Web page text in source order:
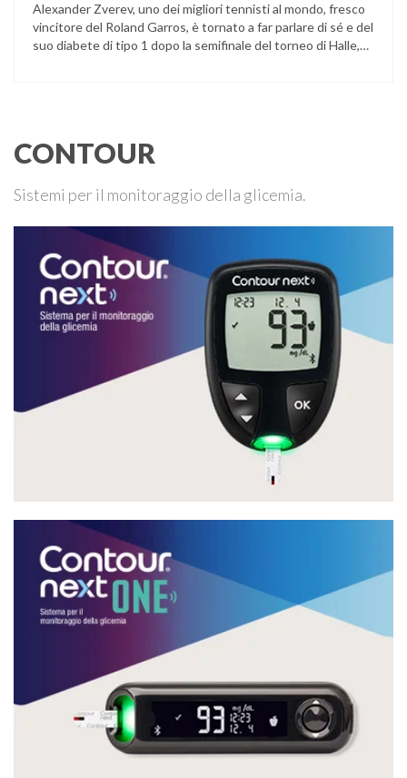
Alexander Zverev, uno dei migliori tennisti al mondo, fresco
vincitore del Roland Garros, è tornato a far parlare di sé e del
suo diabete di tipo 1 dopo la semifinale del torneo di Halle,
CONTOUR
Sistemi per il monitoraggio della glicemia.